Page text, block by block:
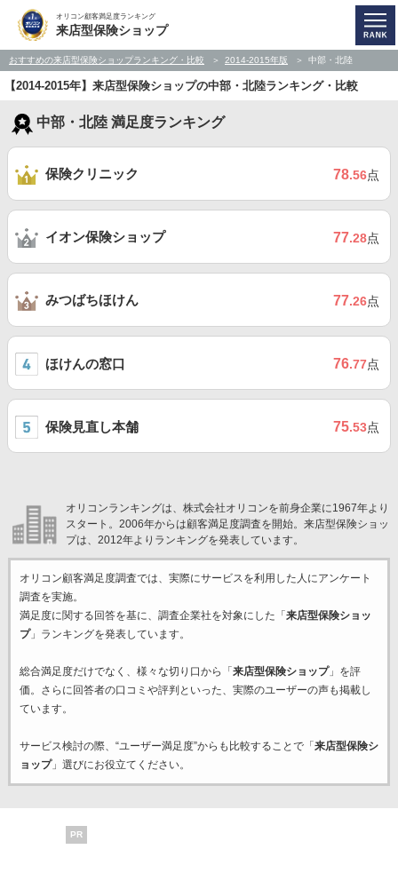
オリコン顧客満足度ランキング
来店型保険ショップ
おすすめの来店型保険ショップランキング・比較 2014-2015年版 中部・北陸
【2014-2015年】来店型保険ショップの中部・北陸ランキング・比較
中部・北陸 満足度ランキング
保険クリニック 78.56点
イオン保険ショップ 77.28点
みつばちほけん 77.26点
ほけんの窓口 76.77点
保険見直し本舗 75.53点
オリコンランキングは、株式会社オリコンを前身企業に1967年より
スタート。2006年からは顧客満足度調査を開始。来店型保険ショッ
プは、2012年よりランキングを発表しています。
オリコン顧客満足度調査では、実際にサービスを利用した 人にアンケート
調査を実施。
満足度に関する回答を基に、調査企業社を対象にした「 来店型保険ショッ
プ」ランキングを発表しています。
総合満足度だけでなく、様々な切り口から「 来店型保険ショップ」を評
価。さらに回答者の口コミや評判といった、実際のユーザーの声も掲載し
ています。
サービス検討の際、“ユーザー満足度”からも比較することで「 来店型保険シ
ョップ」選びにお役立てください。
PR